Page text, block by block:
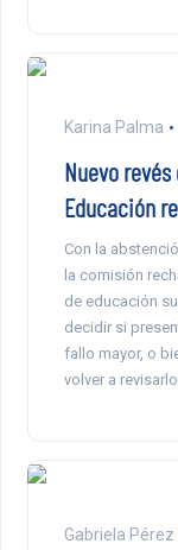
Karina Palma
Nuevo
Educación
Con la
la comisión
de educación
decidir si
fallo mayor, o
volver a
Gabriela Pérez